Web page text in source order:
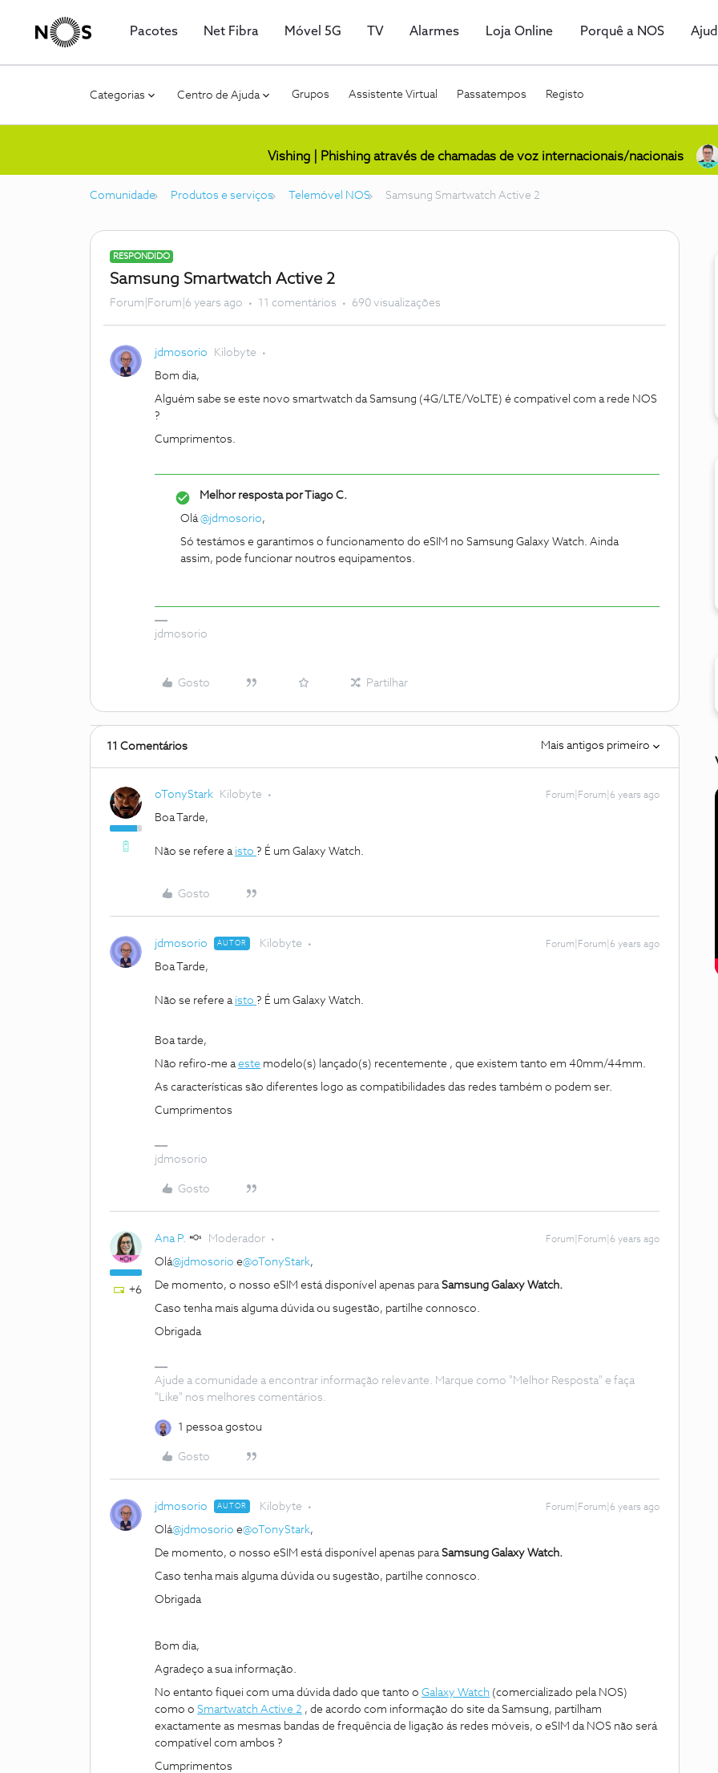
Pacotes Net Fibra Móvel 5G TV Alarmes Loja Online Porquê a NOS
Categorias Centro de Ajuda Grupos Assistente Virtual Passatempos Registo
Vishing | Phishing através de chamadas de voz internacionais/nacionais
Comunidade Produtos e serviços Telemóvel NOS Samsung Smartwatch Active 2
RESPONDIDO
Samsung Smartwatch Active 2
Forum|Forum|6 years ago 11 comentários 690 visualizações
jdmosorio Kilobyte
Bom dia,
Alguém sabe se este novo smartwatch da Samsung (4G/LTE/VoLTE) é compativel com a rede NOS
?
Cumprimentos.
Melhor resposta porTiago C.
Olá@jdmosorio,
Só testámos e garantimos o funcionamento do eSIM no Samsung Galaxy Watch. Ainda
assim, pode funcionar noutros equipamentos.
jdmosorio
Gosto Partilhar
11 Comentários Mais antigos primeiro
oTonyStark Kilobyte Forum|Forum|6 years ago
Boa Tarde,
Não se refere a isto ? É um Galaxy Watch.
Gosto
jdmosorio AUTOR Kilobyte Forum|Forum|6 years ago
Boa Tarde,
Não se refere a isto ? É um Galaxy Watch.
Boa tarde,
Não refiro-me aeste modelo(s) lançado(s) recentemente , que existem tanto em 40mm/44mm.
As características são diferentes logo as compatibilidades das redes também o podem ser.
Cumprimentos
jdmosorio
Gosto
+6
Ana P. Moderador Forum|Forum|6 years ago
Olá@jdmosorio e@oTonyStark,
De momento, o nosso eSIM está disponível apenas paraSamsung Galaxy Watch.
Caso tenha mais alguma dúvida ou sugestão, partilhe connosco.
Obrigada
Ajude a comunidade a encontrar informação relevante. Marque como "Melhor Resposta" e faça
"Like" nos melhores comentários.
1 pessoa gostou
Gosto
jdmosorio AUTOR Kilobyte Forum|Forum|6 years ago
Olá@jdmosorio e@oTonyStark,
De momento, o nosso eSIM está disponível apenas paraSamsung Galaxy Watch.
Caso tenha mais alguma dúvida ou sugestão, partilhe connosco.
Obrigada
Bom dia,
Agradeço a sua informação.
No entanto fiquei com uma dúvida dado que tanto o Galaxy Watch (comercializado pela NOS)
como o Smartwatch Active 2 , de acordo com informação do site da Samsung, partilham
exactamente as mesmas bandas de frequência de ligação ás redes móveis, o eSIM da NOS não será
compatível com ambos ?
Cumprimentos